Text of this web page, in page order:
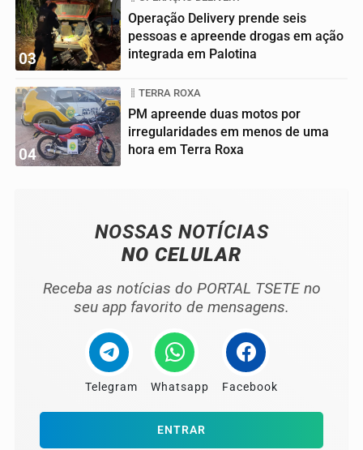
03
Operação Delivery prende seis
pessoas e apreende drogas em ação
integrada em Palotina
04
TERRA ROXA
PM apreende duas motos por
irregularidades em menos de uma
hora em Terra Roxa
NOSSAS NOTÍCIAS
NO CELULAR
Receba as notícias do PORTAL TSETE no
seu app favorito de mensagens.
Telegram Whatsapp Facebook
ENTRAR